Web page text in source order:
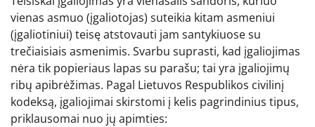
vienas asmuo (įgaliotojas) suteikia kitam asmeniui
(įgaliotiniui) teisę atstovauti jam santykiuose su
trečiaisiais asmenimis. Svarbu suprasti, kad įgaliojimas
nėra tik popieriaus lapas su parašu; tai yra įgaliojimų
ribų apibrėžimas. Pagal Lietuvos Respublikos civilinį
kodeksą, įgaliojimai skirstomi į kelis pagrindinius tipus,
priklausomai nuo jų apimties: